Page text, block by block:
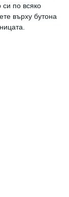
си по всяко
върху бутона